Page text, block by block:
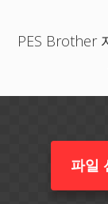
PES Brother
파일